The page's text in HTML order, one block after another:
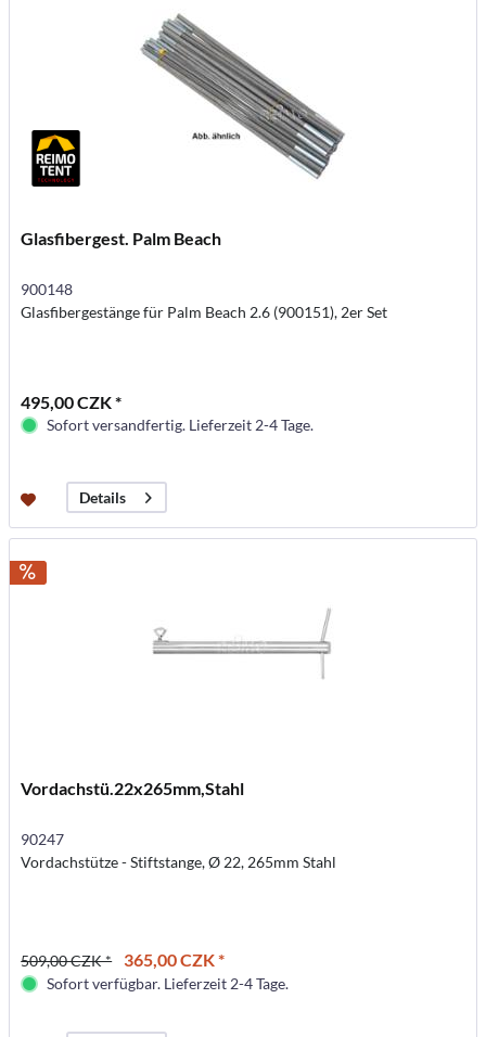
Glasfibergest. Palm Beach
900148
Glasfibergestänge für Palm Beach 2.6 (900151), 2er Set
495,00 CZK *
Sofort versandfertig. Lieferzeit 2-4 Tage.
Details
Vordachstü.22x265mm,Stahl
90247
Vordachstütze - Stiftstange, Ø 22, 265mm Stahl
509,00 CZK * 365,00 CZK *
Sofort verfügbar. Lieferzeit 2-4 Tage.